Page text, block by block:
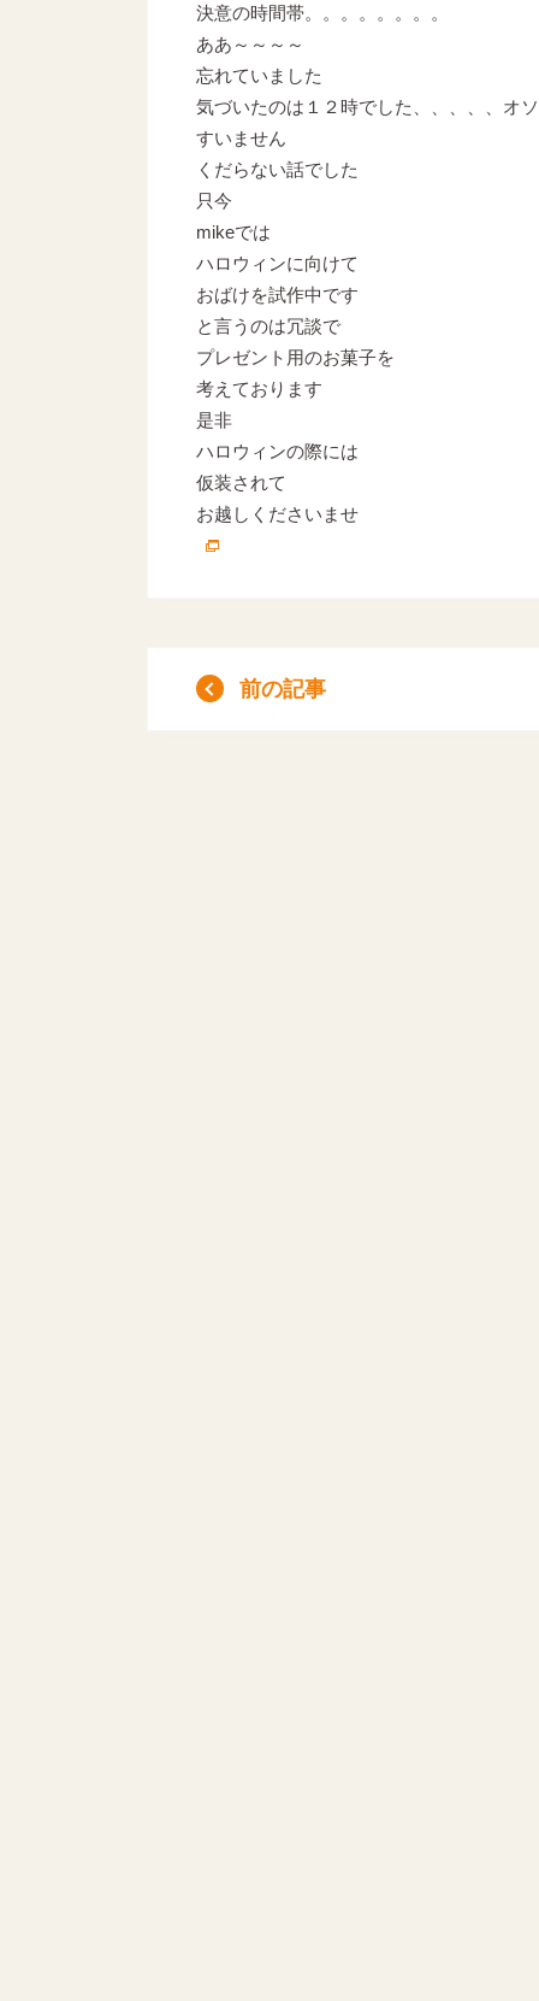
決意の時間帯。。。。。。。。
ああ～～～～
忘れていました
気づいたのは１２時でした、、、、、オ
すいません
くだらない話でした
只今
mikeでは
ハロウィンに向けて
おばけを試作中です
と言うのは冗談で
プレゼント用のお菓子を
考えております
是非
ハロウィンの際には
仮装されて
お越しくださいませ
前の記事